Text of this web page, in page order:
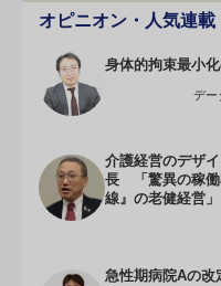
オピニオン・人気連載
身体的拘束最小
デー
介護経営のデザ
長 「驚異の稼働
線』の老健経営」
急性期病院Aの改